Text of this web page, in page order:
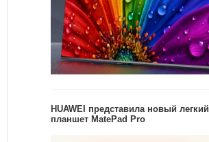
HUAWEI представила новый легкий
планшет MatePad Pro